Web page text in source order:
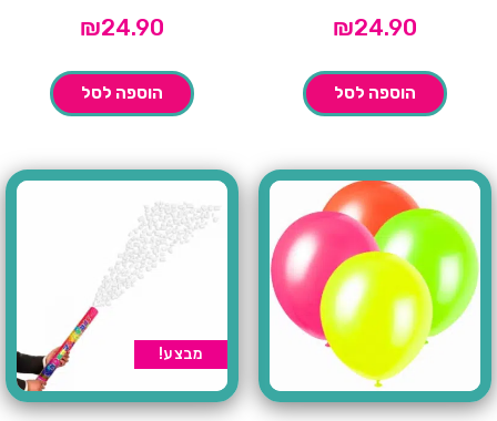
₪24.90
הוספה לסל
₪24.90
הוספה לסל
מבצע!